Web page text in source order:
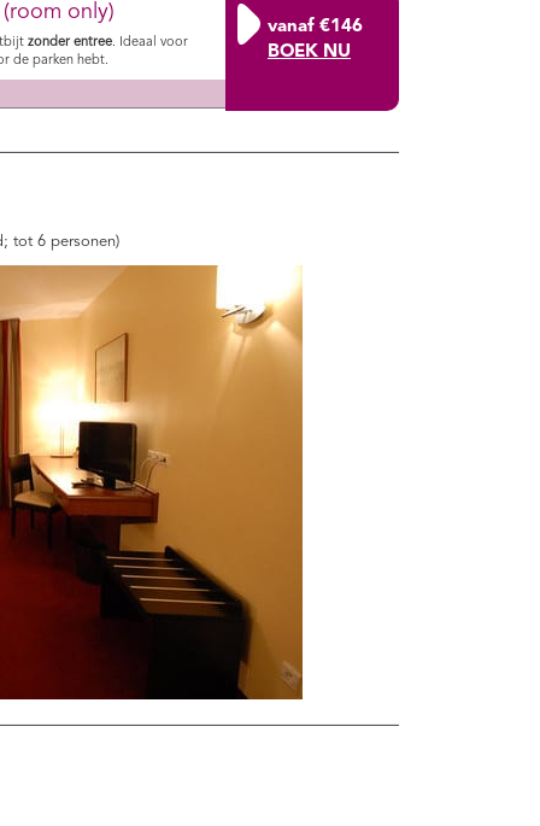
only)
zonder entree. Ideaal voor
de parken hebt.
vanaf €146
tot 6 personen)